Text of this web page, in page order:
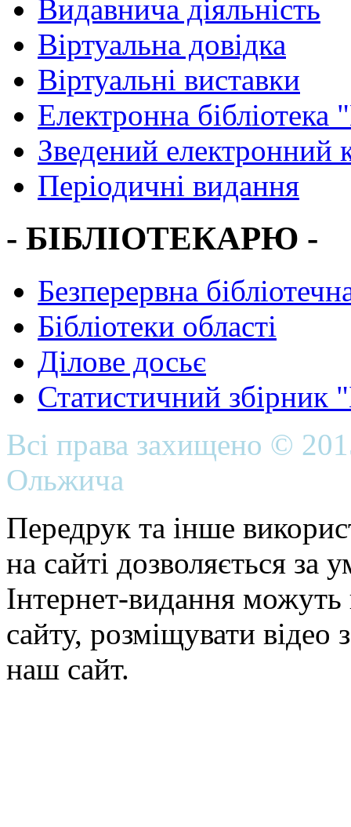
Видавнича діяльність
Віртуальна довідка
Віртуальні виставки
Електронна
Зведений електронний
Періодичні видання
- БІБЛІОТЕКАРЮ -
Безперервна
Бібліотеки області
Ділове досьє
Статистичний
Всі права захищено ©
Ольжича
Передрук та інше
на сайті дозволяється
Інтернет-видання можуть
сайту, розміщувати відео
наш сайт.